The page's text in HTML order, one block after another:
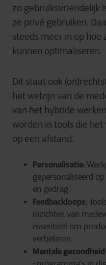
zo gebruiksvriendelijk
ze privé gebruiken.
steeds meer in op
kunnen optimaliseren.
Dit staat ook
het welzijn van de
van het hybride
worden in tools die
op een afstand.
Personalisatie:
gepersonaliseerd
en gedrag.
Feedbackloops:
inzichten van
essentieel om
verbeteren.
Mentale gezondheid